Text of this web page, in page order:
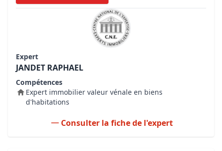
Expert
JANDET RAPHAEL
Compétences
Expert immobilier valeur vénale en biens
d'habitations
Consulter la fiche de l'expert